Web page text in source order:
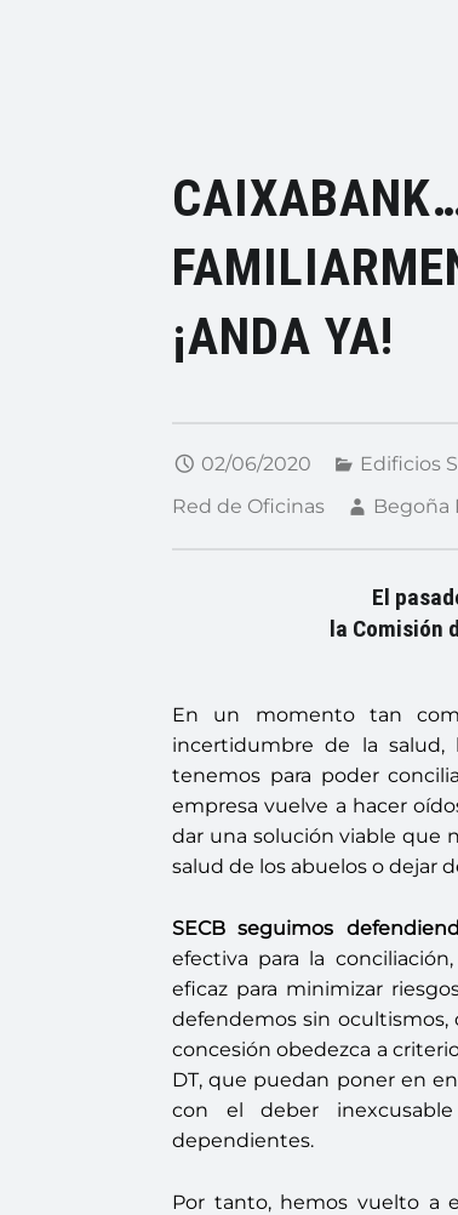
¡ANDA YA!
02/06/2020 Edificios
Red de Oficinas
Begoña
El
la Comisión
En un momento tan
incertidumbre de la salud,
tenemos para poder
empresa vuelve a hacer
dar una solución viable que
salud de los abuelos o dejar
SECB seguimos
efectiva para la
eficaz para minimizar
defendemos sin
concesión obedezca a
DT, que puedan poner en
con el deber
dependientes.
Por tanto, hemos vuelto a